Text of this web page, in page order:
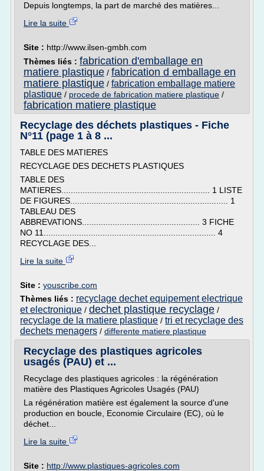
Depuis longtemps, la part de marché des matières...
Lire la suite
Site : http://www.ilsen-gmbh.com
Thèmes liés : fabrication d'emballage en
matiere plastique / fabrication d emballage en
matiere plastique / fabrication emballage matiere
plastique / procede de fabrication matiere plastique /
fabrication matiere plastique
Recyclage des déchets plastiques - Fiche
N°11 (page 1 à 8 ...
TABLE DES MATIERES
RECYCLAGE DES DECHETS PLASTIQUES
TABLE DES
MATIERES............................................................... 1 LISTE
DE FIGURES................................................................... 1
TABLEAU DES
ABBREVATIONS.................................................. 3 FICHE
NO 11......................................................................... 4
RECYCLAGE DES...
Lire la suite
Site : youscribe.com
Thèmes liés : recyclage dechet equipement electrique
et electronique / dechet plastique recyclage /
recyclage de la matiere plastique / tri et recyclage des
dechets menagers / differente matiere plastique
Recyclage des plastiques agricoles
usagés (PAU) et ...
Recyclage des plastiques agricoles : la régénération
matière des Plastiques Agricoles Usagés (PAU)
La régénération matière est également la source d'une
production en boucle, Economie Circulaire (EC), où le
déchet...
Lire la suite
Site : http://www.plastiques-agricoles.com